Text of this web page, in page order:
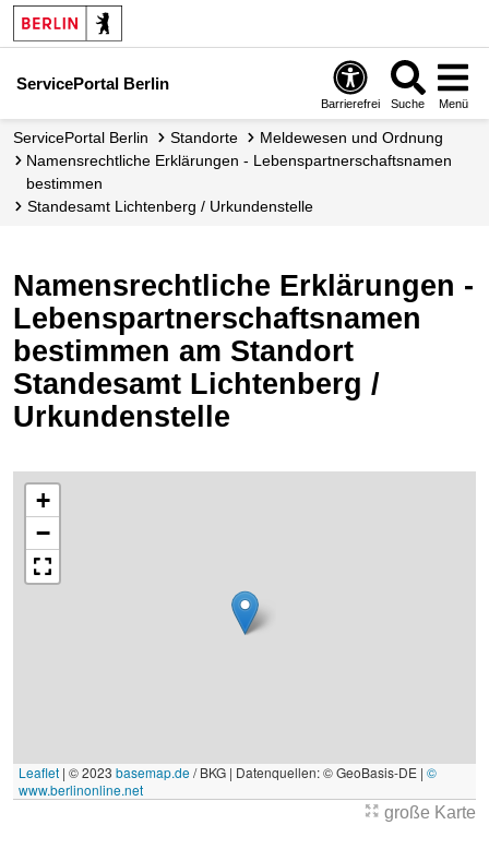
ServicePortal Berlin
Barrierefrei Suche Menü
ServicePortal Berlin Standorte
Meldewesen und Ordnung
Namensrechtliche Erklärungen - Lebenspartnerschaftsnamen
bestimmen
Standesamt Lichtenberg / Urkundenstelle
Namensrechtliche Erklärungen -
Lebenspartnerschaftsnamen
bestimmen am Standort
Standesamt Lichtenberg /
Urkundenstelle
+
−
Leaflet | © 2023 basemap.de/ BKG | Datenquellen: © GeoBasis-DE | ©
www.berlinonline.net
große Karte